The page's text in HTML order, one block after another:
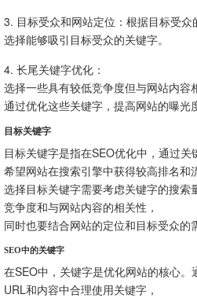
3. 目标受众和网站定位：根据目标受众
选择能够吸引目标受众的关键字。
4. 长尾关键字优化：
选择一些具有较低竞争度但与网站内容
通过优化这些关键字，提高网站的曝光
目标关键字
目标关键字是指在SEO优化中，通过关
希望网站在搜索引擎中获得较高排名和
选择目标关键字需要考虑关键字的搜索量
竞争度和与网站内容的相关性，
同时也要结合网站的定位和目标受众的
SEO中的关键字
在SEO中，关键字是优化网站的核心。
URL和内容中合理使用关键字，